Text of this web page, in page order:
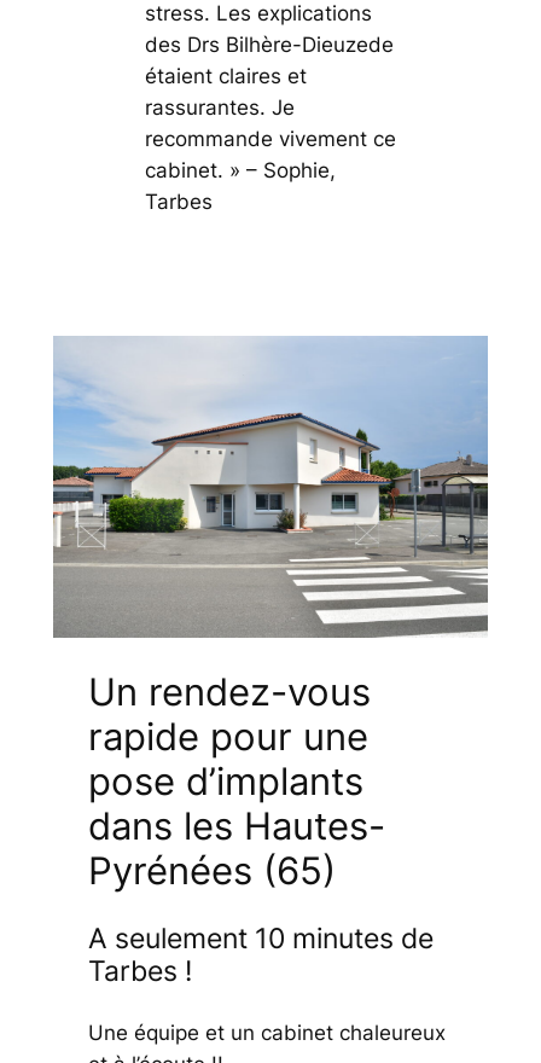
stress. Les explications
des Drs Bilhère-Dieuzede
étaient claires et
rassurantes. Je
recommande vivement ce
cabinet. » – Sophie,
Tarbes
Un rendez-vous
rapide pour une
pose d’implants
dans les Hautes-
Pyrénées (65)
A seulement 10 minutes de
Tarbes !
Une équipe et un cabinet chaleureux